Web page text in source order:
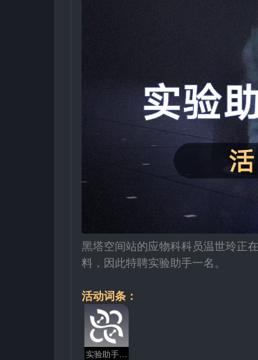
黑塔空间站的应物科科员温世玲正
料，因此特聘实验助手一名。
活动词条：
实验助手请就位